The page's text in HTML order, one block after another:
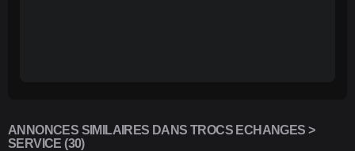
ANNONCES SIMILAIRES DANS TROCS ECHANGES >
SERVICE (30)